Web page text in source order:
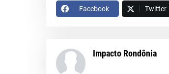
Facebook Twitter
Impacto Rondônia